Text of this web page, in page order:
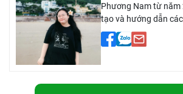
Phương Nam từ
tạo và hướng dẫn
loại gạo, các thông
từ nhiều nhà cung
các loại gạo Ông Cua